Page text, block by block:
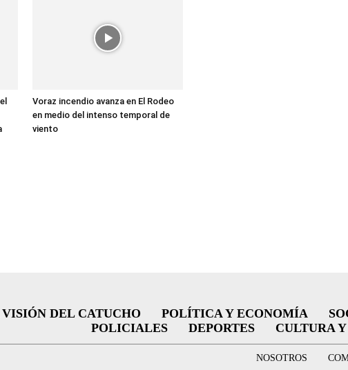
Voraz incendio avanza en El Rodeo
en medio del intenso temporal de
viento
DEL CATUCHO POLÍTICA Y ECONOMÍA
POLICIALES
DEPORTES CULTURA
NOSOTROS